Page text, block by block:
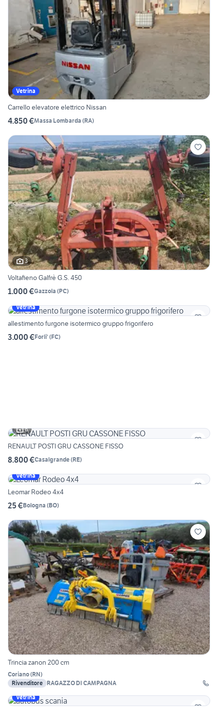
Vetrina
Carrello elevatore elettrico Nissan
4.850 €Massa Lombarda (RA)
3
Voltafieno Galfrè G.S. 450
1.000 €Gazzola (PC)
Vetrina
allestimento furgone isotermico gruppo frigorifero
3.000 €Forli' (FC)
6
RENAULT POSTI GRU CASSONE FISSO
8.800 €Casalgrande(RE)
Vetrina
Leomar Rodeo 4x4
25 €Bologna (BO)
Trincia zanon 200 cm
Coriano(RN)
Rivenditore RAGAZZO DI CAMPAGNA
Vetrina